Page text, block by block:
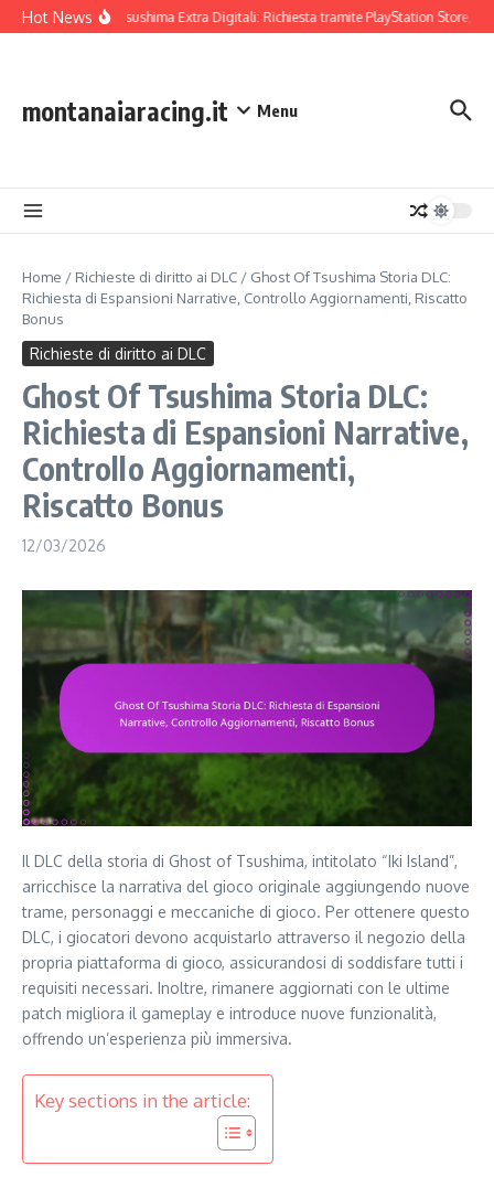
Skip to content
Hot News
Ghost Of Tsushima Extra Digitali: Richiesta tramite PlayStation Store,
montanaiaracing.it Menu
Home / Richieste di diritto ai DLC / Ghost Of Tsushima Storia DLC:
Richiesta di Espansioni Narrative, Controllo Aggiornamenti, Riscatto
Bonus
Richieste di diritto ai DLC
Ghost Of Tsushima Storia DLC:
Richiesta di Espansioni Narrative,
Controllo Aggiornamenti,
Riscatto Bonus
12/03/2026
Il DLC della storia di Ghost of Tsushima, intitolato “Iki Island”,
arricchisce la narrativa del gioco originale aggiungendo nuove
trame, personaggi e meccaniche di gioco. Per ottenere questo
DLC, i giocatori devono acquistarlo attraverso il negozio della
propria piattaforma di gioco, assicurandosi di soddisfare tutti i
requisiti necessari. Inoltre, rimanere aggiornati con le ultime
patch migliora il gameplay e introduce nuove funzionalità,
offrendo un’esperienza più immersiva.
Key sections in the article: